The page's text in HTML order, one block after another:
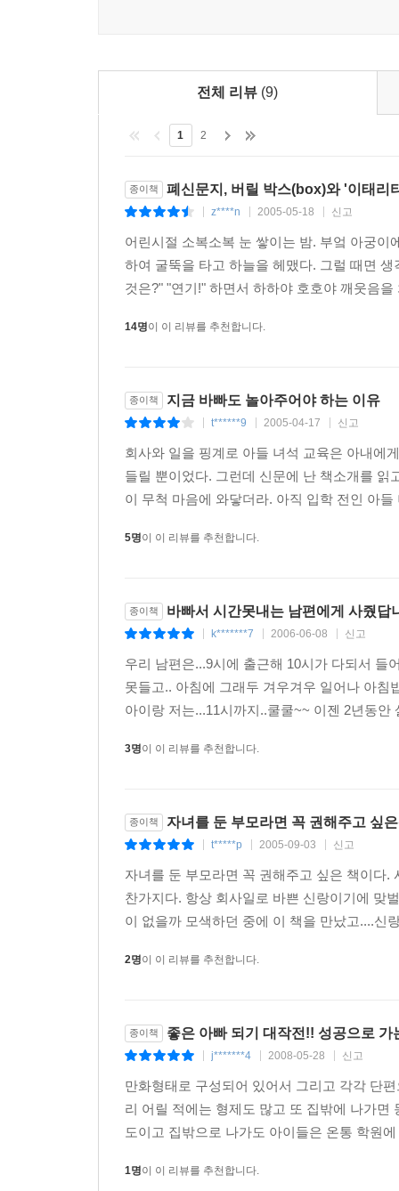
전체 리뷰 (9)
1 2
종이책 폐신문지, 버릴 박스(box)와 '이태리
z****n 2005-05-18 신고
어린시절 소복소복 눈 쌓이는 밤. 부엌 아궁
하여 굴뚝을 타고 하늘을 헤맸다. 그럴 때면
것은?" "연기!" 하면서 하하야 호호야 깨웃음
14명이 이 리뷰를 추천합니다.
종이책 지금 바빠도 놀아주어야 하는 이유
t******9 2005-04-17 신고
회사와 일을 핑계로 아들 녀석 교육은 아내에
들릴 뿐이었다. 그런데 신문에 난 책소개를
이 무척 마음에 와닿더라. 아직 입학 전인 아
5명이 이 리뷰를 추천합니다.
종이책 바빠서 시간못내는 남편에게 사줬답
k*******7 2006-06-08 신고
우리 남편은...9시에 출근해 10시가 다되서 들
못들고.. 아침에 그래두 겨우겨우 일어나 아
아이랑 저는...11시까지..쿨쿨~~ 이젠 2년동
3명이 이 리뷰를 추천합니다.
종이책 자녀를 둔 부모라면 꼭 권해주고 싶
t*****p 2005-09-03 신고
자녀를 둔 부모라면 꼭 권해주고 싶은 책이다
찬가지다. 항상 회사일로 바쁜 신랑이기에 맞
이 없을까 모색하던 중에 이 책을 만났고....신
2명이 이 리뷰를 추천합니다.
종이책 좋은 아빠 되기 대작전!! 성공으로 가
j*******4 2008-05-28 신고
만화형태로 구성되어 있어서 그리고 각각 단
리 어릴 적에는 형제도 많고 또 집밖에 나가
도이고 집밖으로 나가도 아이들은 온통 학원
1명이 이 리뷰를 추천합니다.